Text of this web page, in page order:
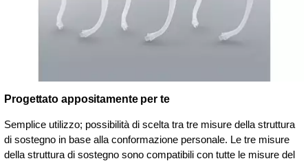
Progettato appositamente per te
Semplice utilizzo; possibilità di scelta tra tre misure della struttura
di sostegno in base alla conformazione personale. Le tre misure
della struttura di sostegno sono compatibili con tutte le misure del